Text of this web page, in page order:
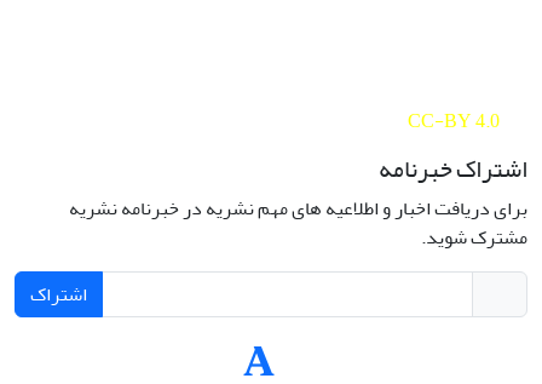
CC-BY 4.0
اشتراک خبرنامه
برای دریافت اخبار و اطلاعیه های مهم نشریه در خبرنامه نشریه
مشترک شوید.
اشتراک